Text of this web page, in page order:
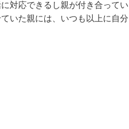
対応できるし親が付き合ってい
いた親には、いつも以上に自分